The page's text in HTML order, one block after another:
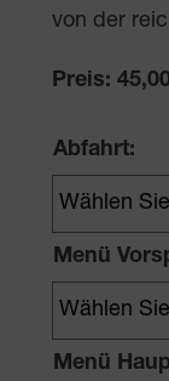
von der
Preis:
Abfahrt:
Menü
Menü